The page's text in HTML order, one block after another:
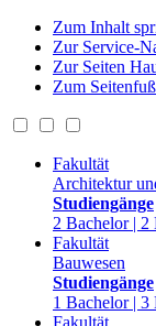
Zum Inhalt
Zur Service-
Zur Seiten
Zum
Fakultät
Architektur
Studiengänge
2 Bachelor | 2
Fakultät
Bauwesen
Studiengänge
1 Bachelor |
Fakultät